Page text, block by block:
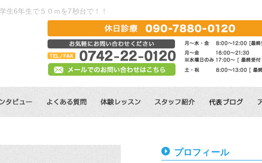
生6年生で５０ｍを7秒台で！！
プロフィール